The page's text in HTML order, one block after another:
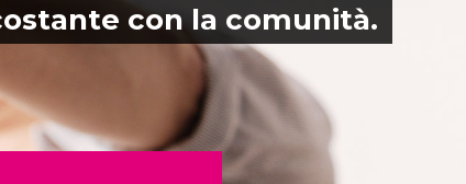
con la comunità.